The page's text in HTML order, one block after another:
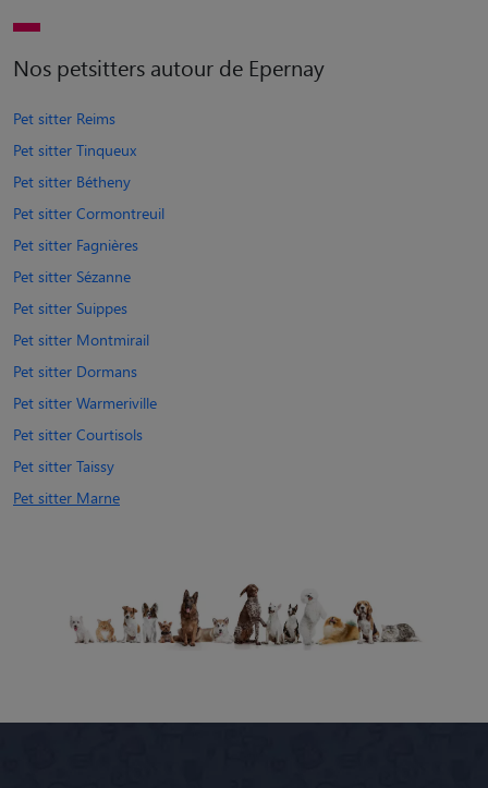
Nos petsitters autour de Epernay
Pet sitter Reims
Pet sitter Tinqueux
Pet sitter Bétheny
Pet sitter Cormontreuil
Pet sitter Fagnières
Pet sitter Sézanne
Pet sitter Suippes
Pet sitter Montmirail
Pet sitter Dormans
Pet sitter Warmeriville
Pet sitter Courtisols
Pet sitter Taissy
Pet sitter Marne